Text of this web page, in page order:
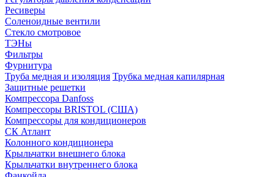
Ресиверы
Соленоидные вентили
Стекло смотровое
ТЭНы
Фильтры
Фурнитура
Труба медная и изоляция Трубка медная капилярная
Защитные решетки
Компрессора Danfoss
Компрессоры BRISTOL (США)
Компрессоры для кондиционеров
СК Атлант
Колонного кондиционера
Крыльчатки внешнего блока
Крыльчатки внутреннего блока